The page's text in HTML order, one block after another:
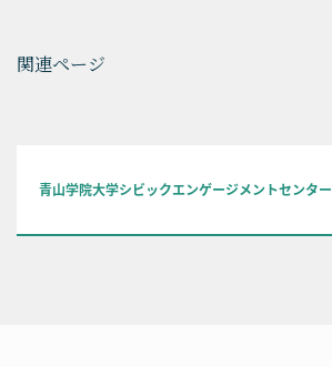
関連ページ
青山学院大学シビックエンゲージメントセンター